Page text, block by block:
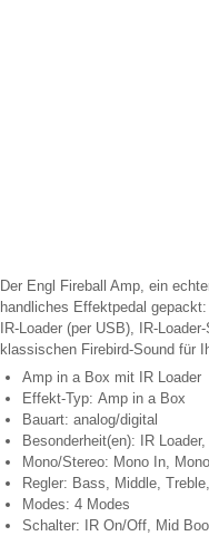
Der Engl Fireball Amp, ein
handliches Effektpedal
IR-Loader (per USB), IR-
klassischen Firebird-Sound für
Amp in a Box mit IR Loader
Effekt-Typ: Amp in a Box
Bauart: analog/digital
Besonderheit(en):
IR
Mono/Stereo: Mono In,
Regler: Bass, Middle,
Modes: 4 Modes
Schalter:
IR On/Off, Mid